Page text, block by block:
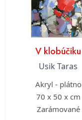
V klobúčiku
Usik Taras
Akryl - plátno
70 x 50 x cm
Zarámované